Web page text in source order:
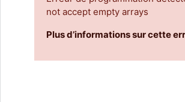
not accept empty arrays
Plus d’informations sur cette